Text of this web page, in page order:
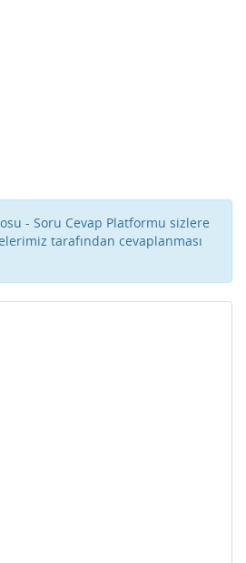
- Soru Cevap Platformu sizlere
tarafından cevaplanması